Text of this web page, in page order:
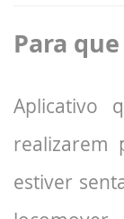
Para
Aplicativo
realizarem
estiver